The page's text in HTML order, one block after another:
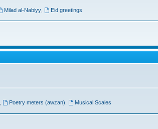
Milad al-Nabiyy Eid greetings
Poetry meters (awzan) Musical Scales